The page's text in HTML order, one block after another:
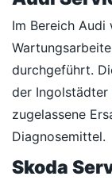
Im Bereich
durchgeführt.
der
zugelassene
Diagnosemittel.
Skoda